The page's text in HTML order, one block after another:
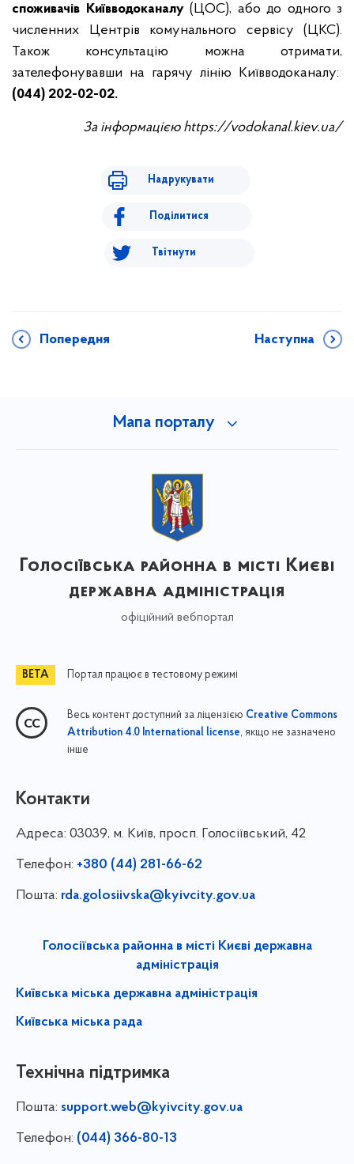
споживачів Київводоканалу(ЦОС), або до одного з
численних Центрів комунального сервісу (ЦКС).
Також консультацію можна отримати,
зателефонувавши на гарячу лінію Київводоканалу:
(044) 202-02-02.
За інформацією https://vodokanal.kiev.ua/
Надрукувати
Поділитися
Твітнути
Попередня Наступна
Мапа порталу
Голосіївська районна в місті Києві
державна адміністрація
офіційний вебпортал
Портал працює в тестовому режимі
Весь контент доступний за ліцензією Creative Commons
Attribution 4.0 International license, якщо не зазначено
інше
Контакти
Адреса: 03039, м. Київ, просп. Голосіївський, 42
Телефон: +380 (44) 281-66-62
Пошта: rda.golosiivska@kyivcity.gov.ua
Голосіївська районна в місті Києві державна
адміністрація
Київська міська державна адміністрація
Київська міська рада
Технічна підтримка
Пошта: support.web@kyivcity.gov.ua
Телефон: (044) 366-80-13